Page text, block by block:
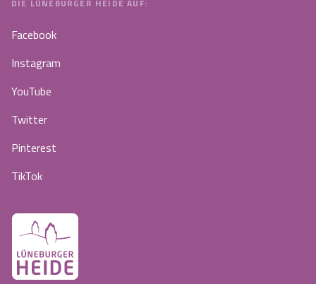
DIE LÜNEBURGER HEIDE AUF:
Facebook
Instagram
YouTube
Twitter
Pinterest
TikTok